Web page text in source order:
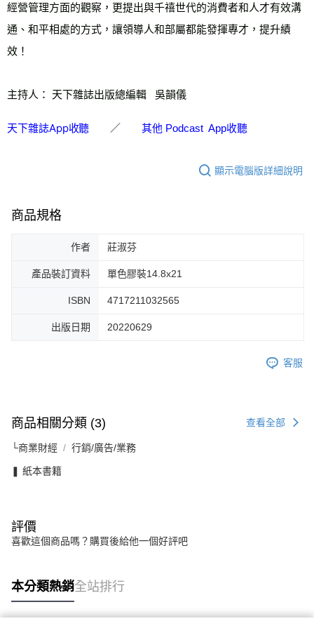
經營管理方面的觀察，更提出與千禧世代的消費者和人才有效溝
通、和平相處的方式，讓領導人和部屬都能發揮專才，提升績
效！
主持人 ： 天下雜誌出版總編輯   吳韻儀
天下雜誌App收聽 ／其他 Podcast App收聽
顯示電腦版詳細說明
商品規格
作者 莊淑芬
產品裝訂資料 單色膠裝14.8x21
ISBN 4717211032565
出版日期 20220629
客服
商品相關分類 (3) 查看全部
└商業財經 行銷/廣告/業務
❚ 紙本書籍
評價
喜歡這個商品嗎？購買後給他一個好評吧
本分類熱銷全站排行